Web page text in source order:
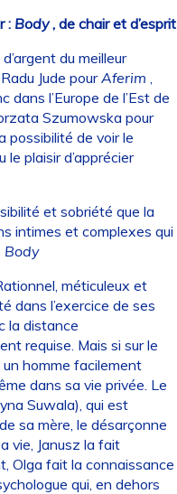
: Body, de chair et d’esprit
du meilleur
Jude pourAferim ,
l’Europe de l’Est de
Szumowska pour
possibilité de voir le
plaisir d’apprécier
et sobriété que la
intimes et complexes qui
Body
méticuleux et
dans l’exercice de ses
la distance
requise. Mais si sur le
un homme facilement
dans sa vie privée. Le
Suwala), qui est
sa mère, le désarçonne
vie, Janusz la fait
Olga fait la connaissance
qui, en dehors